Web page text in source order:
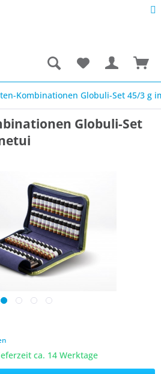
Kombinationen Globuli-Set 45/3 g
Globuli-Set
ca. 14 Werktage